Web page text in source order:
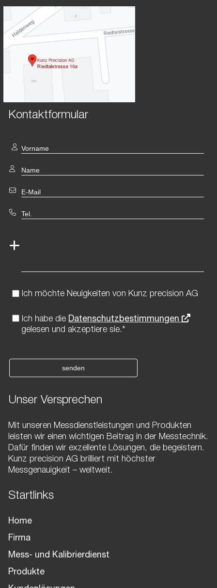
Kontaktformular
Ich möchte Neuigkeiten von Kunz precision AG
Ich habe die Datenschutzbestimmungen
gelesen und akzeptiere sie.*
senden
Unser Versprechen
Mit unseren Messdienstleistungen und Produkten
leisten wir einen wichtigen Beitrag in der Messtechnik.
Dafür finden wir exzellente Lösungen, die begeistern.
Kunz precision AG brilliert mit höchster
Messgenauigkeit – weltweit.
Startlinks
Home
Firma
Mess- und Kalibrierdienst
Produkte